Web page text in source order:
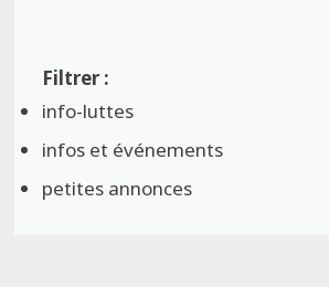
info-luttes
infos et événements
petites annonces